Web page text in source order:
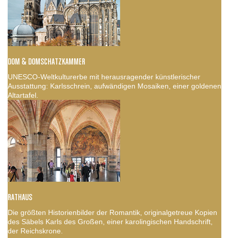
DOM & DOMSCHATZKAMMER
UNESCO-Weltkulturerbe mit herausragender künstlerischer
Ausstattung: Karlsschrein, aufwändigen Mosaiken, einer goldenen
Altartafel.
RATHAUS
Die größten Historienbilder der Romantik, originalgetreue Kopien
des Säbels Karls des Großen, einer karolingischen Handschrift,
der Reichskrone.